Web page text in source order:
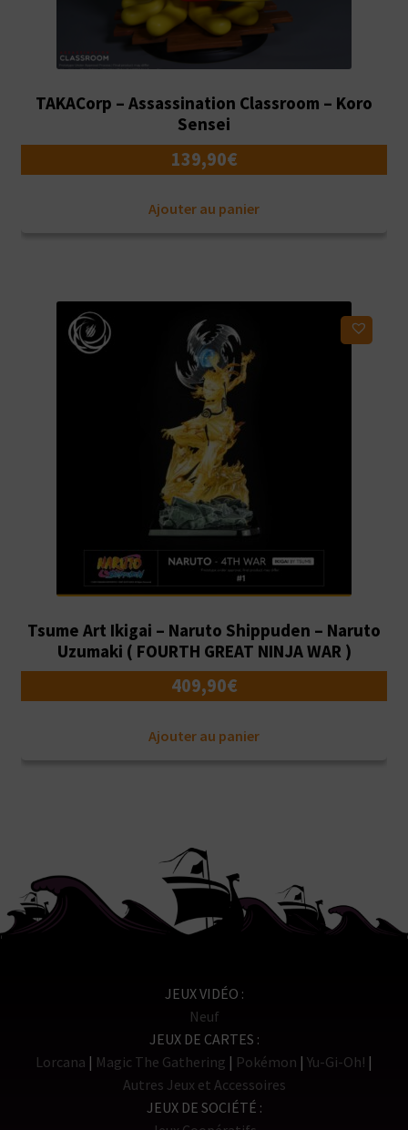
TAKACorp – Assassination Classroom – Koro
Sensei
139,90€
Ajouter au panier
Tsume Art Ikigai – Naruto Shippuden – Naruto
Uzumaki ( FOURTH GREAT NINJA WAR )
409,90€
Ajouter au panier
Ajouter à ma liste d'envies
JEUX VIDÉO
Neuf
JEUX DE CARTES
Lorcana
Magic The Gathering Pokémon Yu-Gi-Oh!
Autres Jeux et Accessoires
JEUX DE SOCIÉTÉ